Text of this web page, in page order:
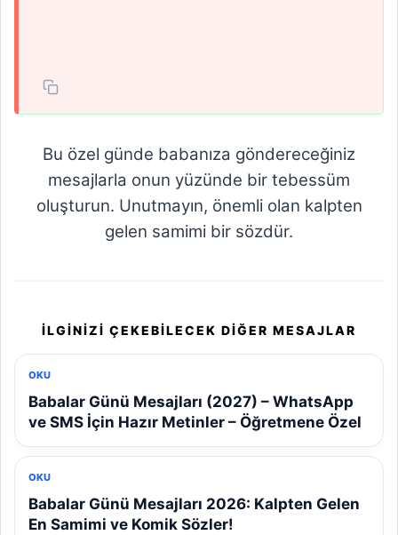
Bu özel günde babanıza göndereceğiniz
mesajlarla onun yüzünde bir tebessüm
oluşturun. Unutmayın, önemli olan kalpten
gelen samimi bir sözdür.
İLGINIZI ÇEKEBILECEK DIĞER MESAJLAR
OKU
Babalar Günü Mesajları (2027) – WhatsApp
ve SMS İçin Hazır Metinler – Öğretmene Özel
OKU
Babalar Günü Mesajları 2026: Kalpten Gelen
En Samimi ve Komik Sözler!